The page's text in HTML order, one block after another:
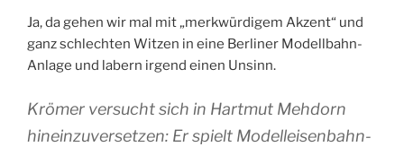
Ja, da gehen wir mal mit „merkwürdigem Akzent“ und
ganz schlechten Witzen in eine Berliner Modellbahn-
Anlage und labern irgend einen Unsinn.
Krömer versucht sich in Hartmut Mehdorn
hineinzuversetzen: Er spielt Modelleisenbahn-